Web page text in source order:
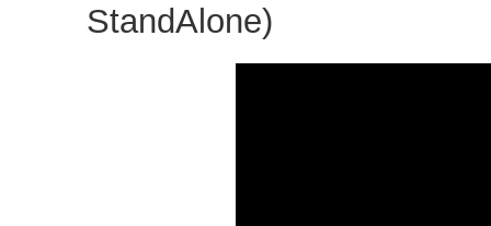
StandAlone)